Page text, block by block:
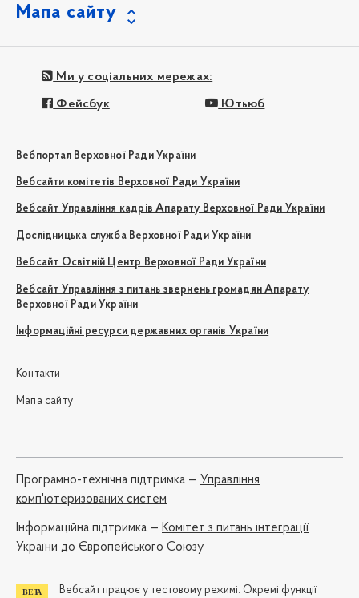
Мапа сайту
Ми у соціальних мережах:
Фейсбук Ютьюб
Вебпортал Верховної Ради України
Вебсайти комітетів Верховної Ради України
Вебсайт Управління кадрів Апарату Верховної Ради України
Дослідницька служба Верховної Ради України
Вебсайт Освітній Центр Верховної Ради України
Вебсайт Управління з питань звернень громадян Апарату
Верховної Ради України
Інформаційні ресурси державних органів України
Контакти
Мапа сайту
Програмно-технічна підтримка — Управління
комп'ютеризованих систем
Iнформаційна підтримка — Комітет з питань інтеграції
України до Європейського Союзу
Вебсайт працює у тестовому режимі. Окремі функції